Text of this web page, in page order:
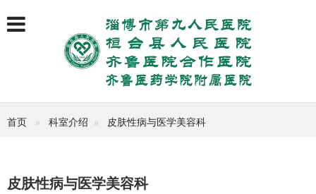
首页 科室介绍 皮肤性病与医学美容科
皮肤性病与医学美容科